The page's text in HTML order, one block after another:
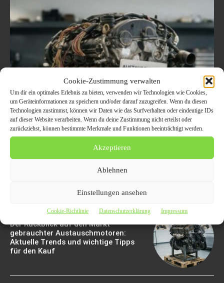
Cookie-Zustimmung verwalten
Um dir ein optimales Erlebnis zu bieten, verwenden wir Technologien wie Cookies,
um Geräteinformationen zu speichern und/oder darauf zuzugreifen. Wenn du diesen
Technologien zustimmst, können wir Daten wie das Surfverhalten oder eindeutige IDs
auf dieser Website verarbeiten. Wenn du deine Zustimmung nicht erteilst oder
zurückziehst, können bestimmte Merkmale und Funktionen beeinträchtigt werden.
Akzeptieren
Ablehnen
Einstellungen ansehen
Cookie-Richtlinie Datenschutzerklärung Impressum
Wie Ein Gebrauchtmotor
Ihnen Geld Sparen Kann:
Die Wirtschaftlichkeit von
Austauschmotoren im
Vergleich zu Neuwagen
Der Rückblick auf den Markt
gebrauchter Austauschmotoren:
Aktuelle Trends und wichtige Tipps
für den Kauf